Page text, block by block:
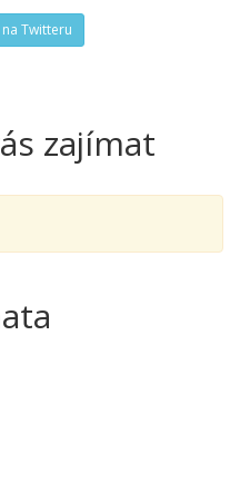
Twitteru
zajímat